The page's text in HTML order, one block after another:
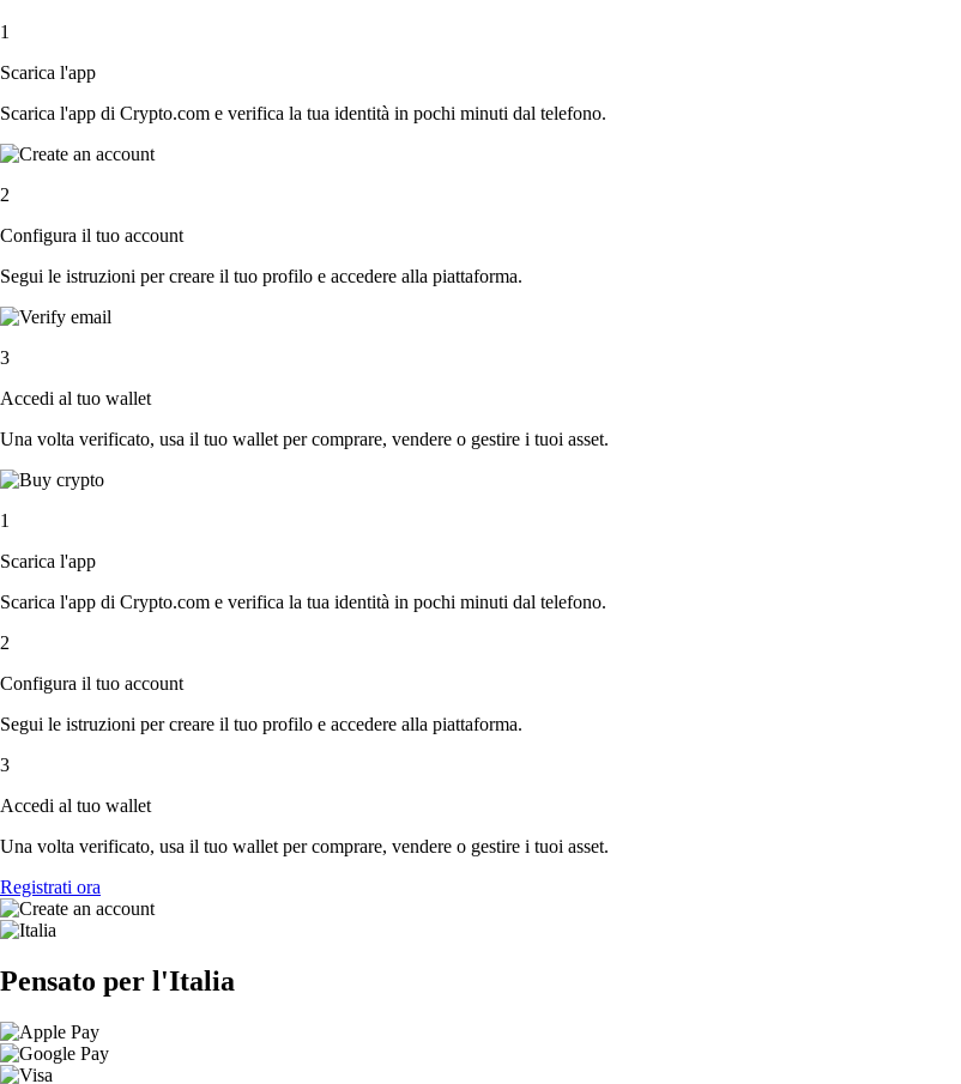
1
Scarica l'app
Scarica l'app di Crypto.com e verifica la tua identità in pochi minuti dal telefono.
2
Configura il tuo account
Segui le istruzioni per creare il tuo profilo e accedere alla piattaforma.
3
Accedi al tuo wallet
Una volta verificato, usa il tuo wallet per comprare, vendere o gestire i tuoi asset.
1
Scarica l'app
Scarica l'app di Crypto.com e verifica la tua identità in pochi minuti dal telefono.
2
Configura il tuo account
Segui le istruzioni per creare il tuo profilo e accedere alla piattaforma.
3
Accedi al tuo wallet
Una volta verificato, usa il tuo wallet per comprare, vendere o gestire i tuoi asset.
Registrati ora
Pensato per l'Italia